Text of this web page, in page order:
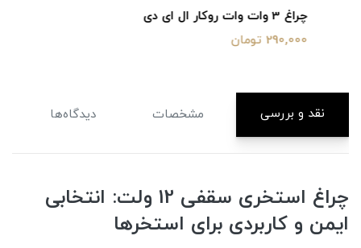
نقد و بررسی مشخصات دیدگاه‌ها
چراغ استخری سقفی 12 ولت: انتخابی
ایمن و کاربردی برای استخرها